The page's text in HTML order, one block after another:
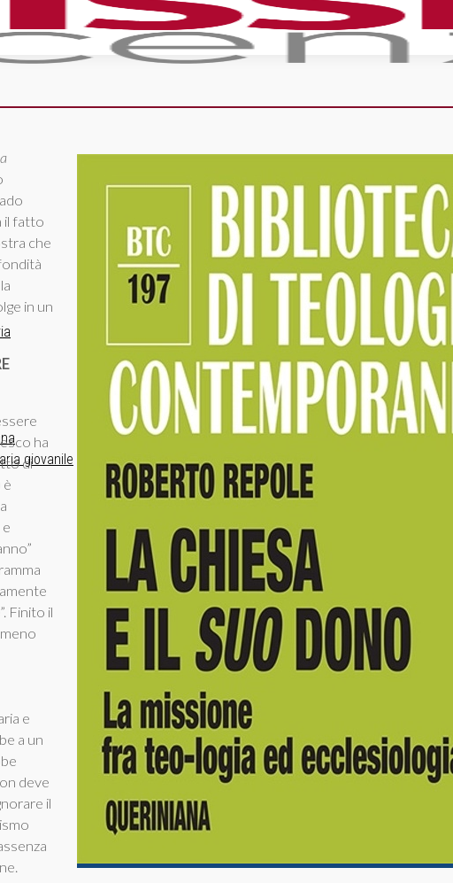
giovanile
il fatto
che
in un
ha
di
è
Finito il
e
a un
deve
il